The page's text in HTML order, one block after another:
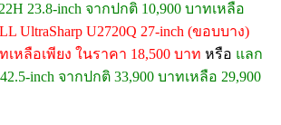
23.8-inch จากปกติ 10,900 บาทเหลือ
UltraSharp U2720Q 27-inch (ขอบบาง)
เหลือเพียง ในราคา 18,500 บาท หรือ แลก
inch จากปกติ 33,900 บาทเหลือ 29,900